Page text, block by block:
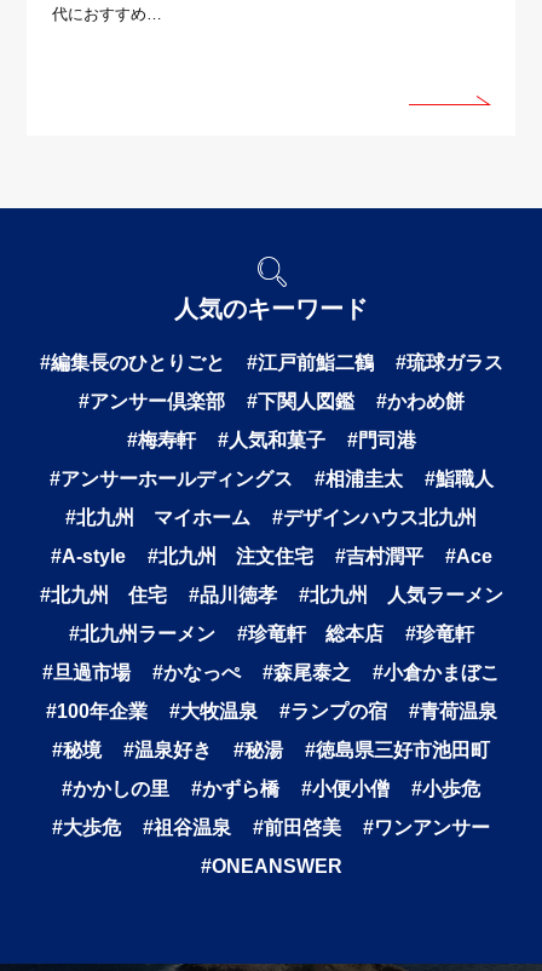
代におすすめ…
人気のキーワード
#編集長のひとりごと #江戸前鮨二鶴
#琉球ガラス
#アンサー倶楽部
#下関人図鑑
#かわめ餅
#梅寿軒
#人気和菓子
#門司港
#アンサーホールディングス
#相浦圭太
#鮨職人
#北九州 マイホーム
#デザインハウス北九州
#A-style
#北九州 注文住宅 #吉村潤平
#Ace
#北九州 住宅
#品川徳孝
#北九州 人気ラーメン
#北九州ラーメン
#珍竜軒 総本店
#珍竜軒
#旦過市場
#かなっぺ #森尾泰之
#小倉かまぼこ
#100年企業
#大牧温泉 #ランプの宿
#青荷温泉
#秘境
#温泉好き #秘湯
#徳島県三好市池田町
#かかしの里
#かずら橋 #小便小僧
#小歩危
#大歩危
#祖谷温泉 #前田啓美
#ワンアンサー
#ONEANSWER